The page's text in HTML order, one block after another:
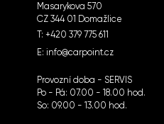
Masarykova 570
CZ 344 01 Domažlice
T: +420 379 775 611
E: info@carpoint.cz
Provozní doba - SERVIS
Po - Pá: 07.00 - 18.00 hod.
So: 09.00 - 13.00 hod.